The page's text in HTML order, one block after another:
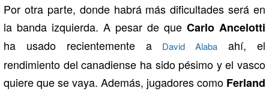
Por otra parte, donde habrá más dificultades será en
la banda izquierda. A pesar de que Carlo Ancelotti
ha usado recientemente a
David Alaba
ahí, el
rendimiento del canadiense ha sido pésimo y el vasco
quiere que se vaya. Además, jugadores como Ferland